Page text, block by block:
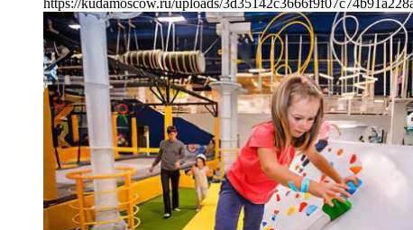
https://kudamoscow.ru/uploads/